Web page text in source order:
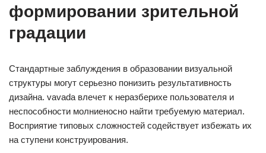
формировании зрительной
градации
Стандартные заблуждения в образовании визуальной
структуры могут серьезно понизить результативность
дизайна. vavada влечет к неразберихе пользователя и
неспособности молниеносно найти требуемую материал.
Восприятие типовых сложностей содействует избежать их
на ступени конструирования.